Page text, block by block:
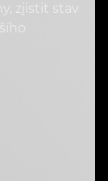
zjistit stav